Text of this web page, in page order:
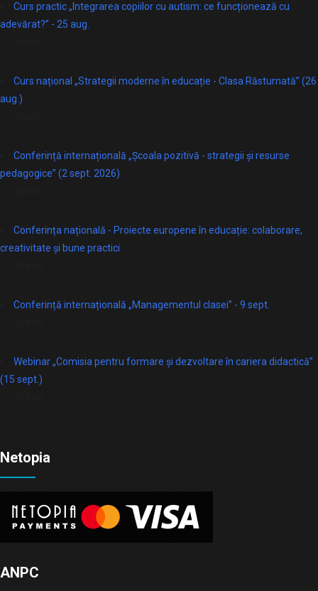
Curs practic „Integrarea copiilor cu autism: ce funcționează cu
adevărat?” - 25 aug.
Curs național „Strategii moderne în educație - Clasa Răsturnată” (26
aug.)
Conferință internațională „Școala pozitivă - strategii și resurse
pedagogice” (2 sept. 2026)
Conferința națională - Proiecte europene în educație: colaborare,
creativitate și bune practici
Conferință internațională „Managementul clasei” - 9 sept.
Webinar „Comisia pentru formare și dezvoltare în cariera didactică”
(15 sept.)
Netopia
ANPC